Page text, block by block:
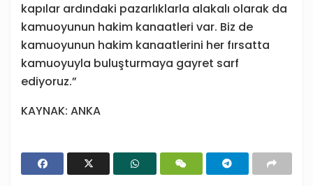
kapılar ardındaki pazarlıklarla alakalı olarak da
kamuoyunun hakim kanaatleri var. Biz de
kamuoyunun hakim kanaatlerini her fırsatta
kamuoyuyla buluşturmaya gayret sarf
ediyoruz.”
KAYNAK: ANKA